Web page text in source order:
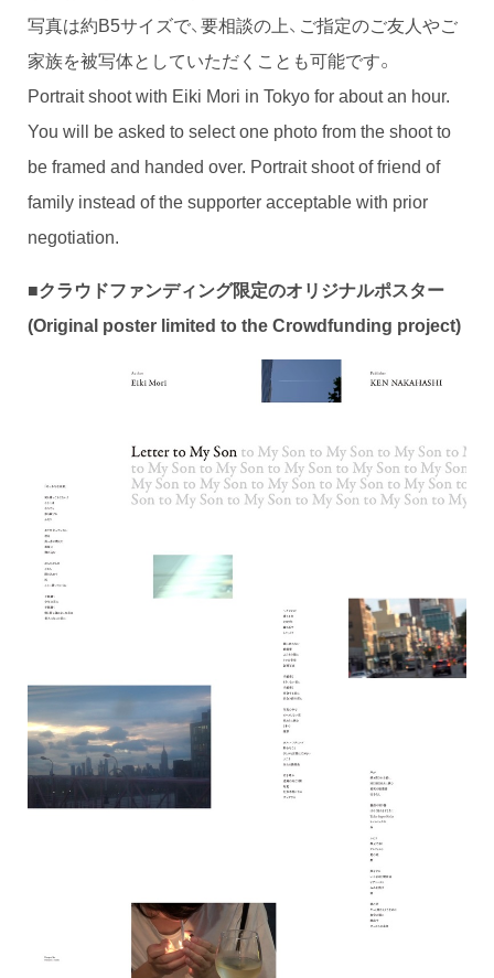
写真は約B5サイズで、要相談の上、ご指定のご友人やご
家族を被写体としていただくことも可能です。
Portrait shoot with Eiki Mori in Tokyo for about an hour.
You will be asked to select one photo from the shoot to
be framed and handed over. Portrait shoot of friend of
family instead of the supporter acceptable with prior
negotiation.
■クラウドファンディング限定のオリジナルポスター
(Original poster limited to the Crowdfunding project)